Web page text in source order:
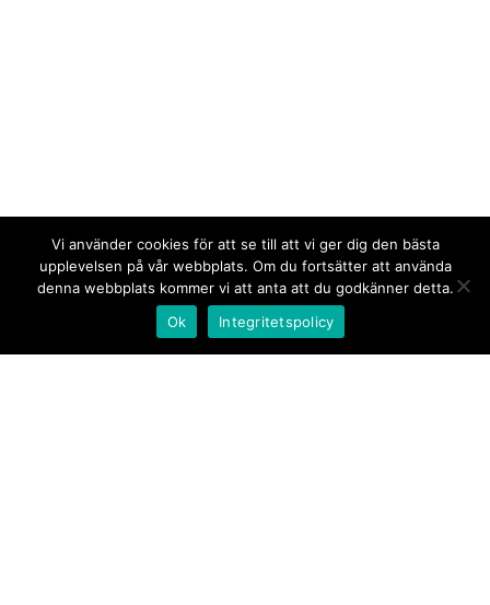
Vi använder cookies för att se till att vi ger dig den bästa
upplevelsen på vår webbplats. Om du fortsätter att använda
denna webbplats kommer vi att anta att du godkänner detta.
Ok
Integritetspolicy